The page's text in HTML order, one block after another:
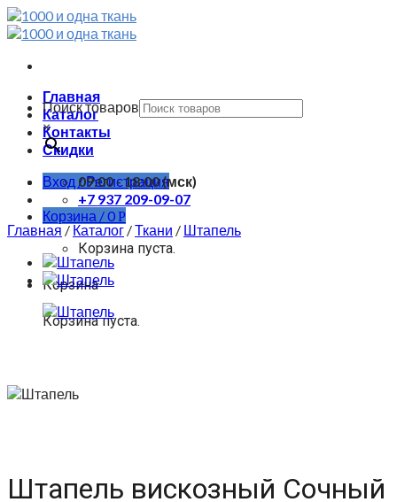
Skip
to
Главная
Каталог
Контакты
Скидки
Вход / Регистрация
Корзина /0Р
Корзина пуста.
Корзина
Корзина пуста.
Поиск товаров
×
09:00 - 18:00 (мск)
+7 937 209-09-07
Главная/Каталог /Ткани / Штапель
Штапель вискозный Сочный